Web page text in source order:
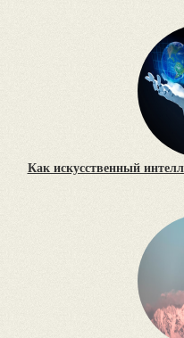
Как искусственный